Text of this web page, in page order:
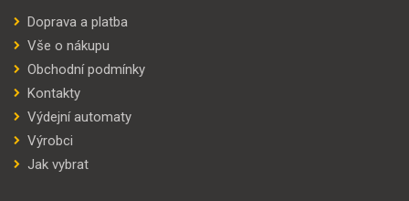
Doprava a platba
Vše o nákupu
Obchodní podmínky
Kontakty
Výdejní automaty
Výrobci
Jak vybrat